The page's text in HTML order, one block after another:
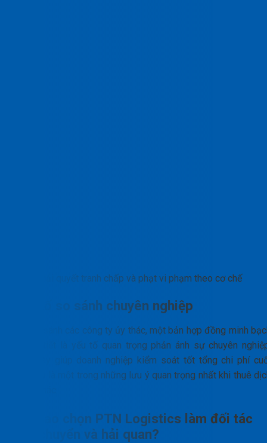
Giải quyết tranh chấp và phạt vi phạm theo cơ chế
Yếu tố so sánh chuyên nghiệp
Khi so sánh các công ty ủy thác, một bản hợp đồng minh
và chi tiết là yếu tố quan trọng phản ánh sự chuyên
Điều này giúp doanh nghiệp kiểm soát tốt tổng chi phí
cùng và là một trong những lưu ý quan trọng nhất khi thuê
Tại sao chọn PTN Logistics làm đối tác
vận chuyển và hải quan?